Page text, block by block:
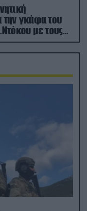
την γκάφα του
με τους